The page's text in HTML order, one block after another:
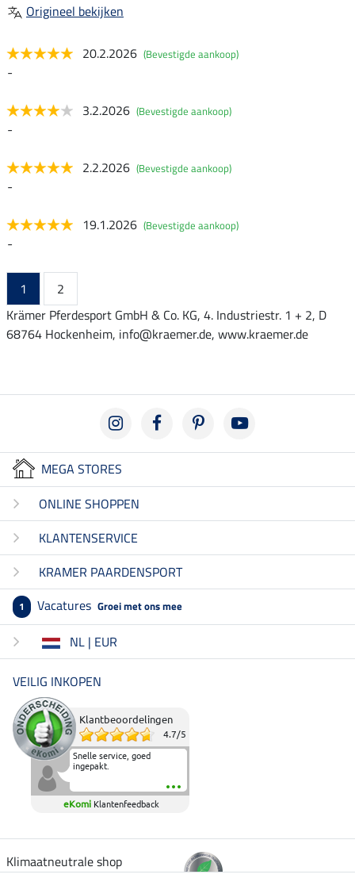
Origineel bekijken
20.2.2026 (Bevestigde aankoop)
-
3.2.2026 (Bevestigde aankoop)
-
2.2.2026 (Bevestigde aankoop)
-
19.1.2026 (Bevestigde aankoop)
-
1
2
Krämer Pferdesport GmbH & Co. KG, 4. Industriestr. 1 + 2, D
68764 Hockenheim, info@kraemer.de, www.kraemer.de
MEGA STORES
ONLINE SHOPPEN
KLANTENSERVICE
KRAMER PAARDENSPORT
1 Vacatures Groei met ons mee
NL | EUR
VEILIG INKOPEN
Klantbeoordelingen
4.7/5
Snelle service, goed
ingepakt.
eKomi Klantenfeedback
Klimaatneutrale shop